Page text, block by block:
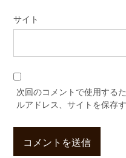
サイト
次回のコメントで使用する
ルアドレス、サイトを保存す